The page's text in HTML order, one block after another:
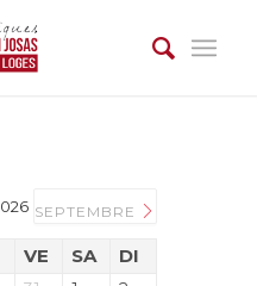
SEPTEMBRE
VE SA DI